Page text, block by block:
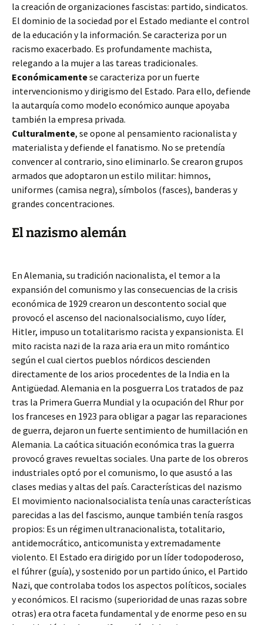
la creación de organizaciones fascistas: partido, sindicatos.
El dominio de la sociedad por el Estado mediante el control
de la educación y la información. Se caracteriza por un
racismo exacerbado. Es profundamente machista,
relegando a la mujer a las tareas tradicionales.
Económicamentese caracteriza por un fuerte
intervencionismo y dirigismo del Estado. Para ello, defiende
la autarquía como modelo económico aunque apoyaba
también la empresa privada.
Culturalmente, se opone al pensamiento racionalista y
materialista y defiende el fanatismo. No se pretendía
convencer al contrario, sino eliminarlo. Se crearon grupos
armados que adoptaron un estilo militar: himnos,
uniformes (camisa negra), símbolos (fasces), banderas y
grandes concentraciones.
El nazismo alemán
En Alemania, su tradición nacionalista, el temor a la
expansión del comunismo y las consecuencias de la crisis
económica de 1929 crearon un descontento social que
provocó el ascenso del nacionalsocialismo, cuyo líder,
Hitler, impuso un totalitarismo racista y expansionista. El
mito racista nazi de la raza aria era un mito romántico
según el cual ciertos pueblos nórdicos descienden
directamente de los arios procedentes de la India en la
Antigüedad. Alemania en la posguerra Los tratados de paz
tras la Primera Guerra Mundial y la ocupación del Rhur por
los franceses en 1923 para obligar a pagar las reparaciones
de guerra, dejaron un fuerte sentimiento de humillación en
Alemania. La caótica situación económica tras la guerra
provocó graves revueltas sociales. Una parte de los obreros
industriales optó por el comunismo, lo que asustó a las
clases medias y altas del país. Características del nazismo
El movimiento nacionalsocialista tenía unas características
parecidas a las del fascismo, aunque también tenía rasgos
propios: Es un régimen ultranacionalista, totalitario,
antidemocrático, anticomunista y extremadamente
violento. El Estado era dirigido por un líder todopoderoso,
el fúhrer (guía), y sostenido por un partido único, el Partido
Nazi, que controlaba todos los aspectos políticos, sociales
y económicos. El racismo (superioridad de unas razas sobre
otras) era otra faceta fundamental y de enorme peso en su